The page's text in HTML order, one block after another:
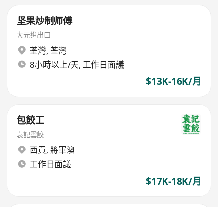
坚果炒制师傅
大元進出口
荃灣, 荃灣
8小時以上/天, 工作日面議
$13K-16K/月
包餃工
袁記雲餃
西貢, 將軍澳
工作日面議
$17K-18K/月